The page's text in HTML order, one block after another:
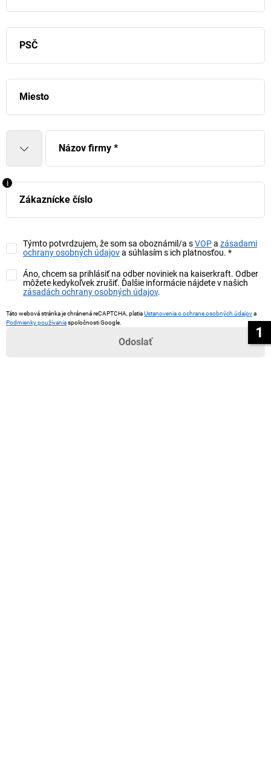
1
PSČ
Miesto
Názov firmy *
Zákaznícke číslo
i
Týmto potvrdzujem, že som sa oboznámil/a sVOPa zásadami
ochrany osobných údajova súhlasím s ich platnosťou. *
Áno, chcem sa prihlásiť na odber noviniek na kaiserkraft. Odber
môžete kedykoľvek zrušiť. Ďalšie informácie nájdete v našich
zásadách ochrany osobných údajov.
Táto webová stránka je chránená reCAPTCHA, platiaUstanovenia o ochrane osobných údajova
Podmienky používaniaspoločnosti Google.
Odoslať